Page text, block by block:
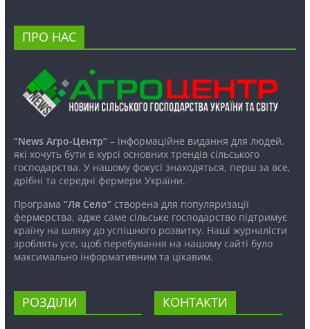
ПРО НАС
“News Агро-Центр”– інформаційне видання для людей,
які хочуть бути в курсі основних трендів сільського
господарства. У нашому фокусі знаходяться, перш за все,
дрібні та середні фермери України.
Програма “Ля Село”створена для популяризації
фермерства, адже саме сільське господарство підтримує
країну на шляху до успішного розвитку. Наші журналісти
зроблять усе, щоб перебування на нашому сайті було
максимально інформативним та цікавим.
РОЗДІЛИ КОНТАКТИ